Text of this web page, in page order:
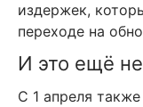
издержек,
переходе на
И это ещё
С 1 апреля